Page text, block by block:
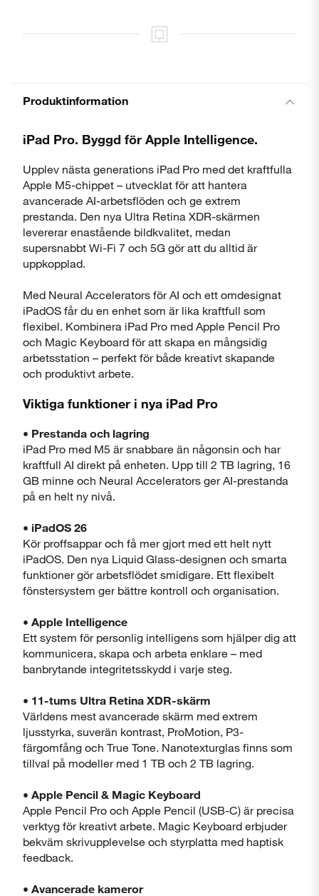
Produktinformation
iPad Pro. Byggd för Apple Intelligence.
Upplev nästa generations iPad Pro med det kraftfulla
Apple M5-chippet – utvecklat för att hantera
avancerade AI-arbetsflöden och ge extrem
prestanda. Den nya Ultra Retina XDR-skärmen
levererar enastående bildkvalitet, medan
supersnabbt Wi-Fi 7 och 5G gör att du alltid är
uppkopplad.
Med Neural Accelerators för AI och ett omdesignat
iPadOS får du en enhet som är lika kraftfull som
flexibel. Kombinera iPad Pro med Apple Pencil Pro
och Magic Keyboard för att skapa en mångsidig
arbetsstation – perfekt för både kreativt skapande
och produktivt arbete.
Viktiga funktioner i nya iPad Pro
• Prestanda och lagring
iPad Pro med M5 är snabbare än någonsin och har
kraftfull AI direkt på enheten. Upp till 2 TB lagring, 16
GB minne och Neural Accelerators ger AI-prestanda
på en helt ny nivå.
• iPadOS 26
Kör proffsappar och få mer gjort med ett helt nytt
iPadOS. Den nya Liquid Glass-designen och smarta
funktioner gör arbetsflödet smidigare. Ett flexibelt
fönstersystem ger bättre kontroll och organisation.
• Apple Intelligence
Ett system för personlig intelligens som hjälper dig att
kommunicera, skapa och arbeta enklare – med
banbrytande integritetsskydd i varje steg.
• 11-tums Ultra Retina XDR-skärm
Världens mest avancerade skärm med extrem
ljusstyrka, suverän kontrast, ProMotion, P3-
färgomfång och True Tone. Nanotexturglas finns som
tillval på modeller med 1 TB och 2 TB lagring.
• Apple Pencil & Magic Keyboard
Apple Pencil Pro och Apple Pencil (USB-C) är precisa
verktyg för kreativt arbete. Magic Keyboard erbjuder
bekväm skrivupplevelse och styrplatta med haptisk
feedback.
• Avancerade kameror
Visa produktinformationsblad
Stäng
Stäng